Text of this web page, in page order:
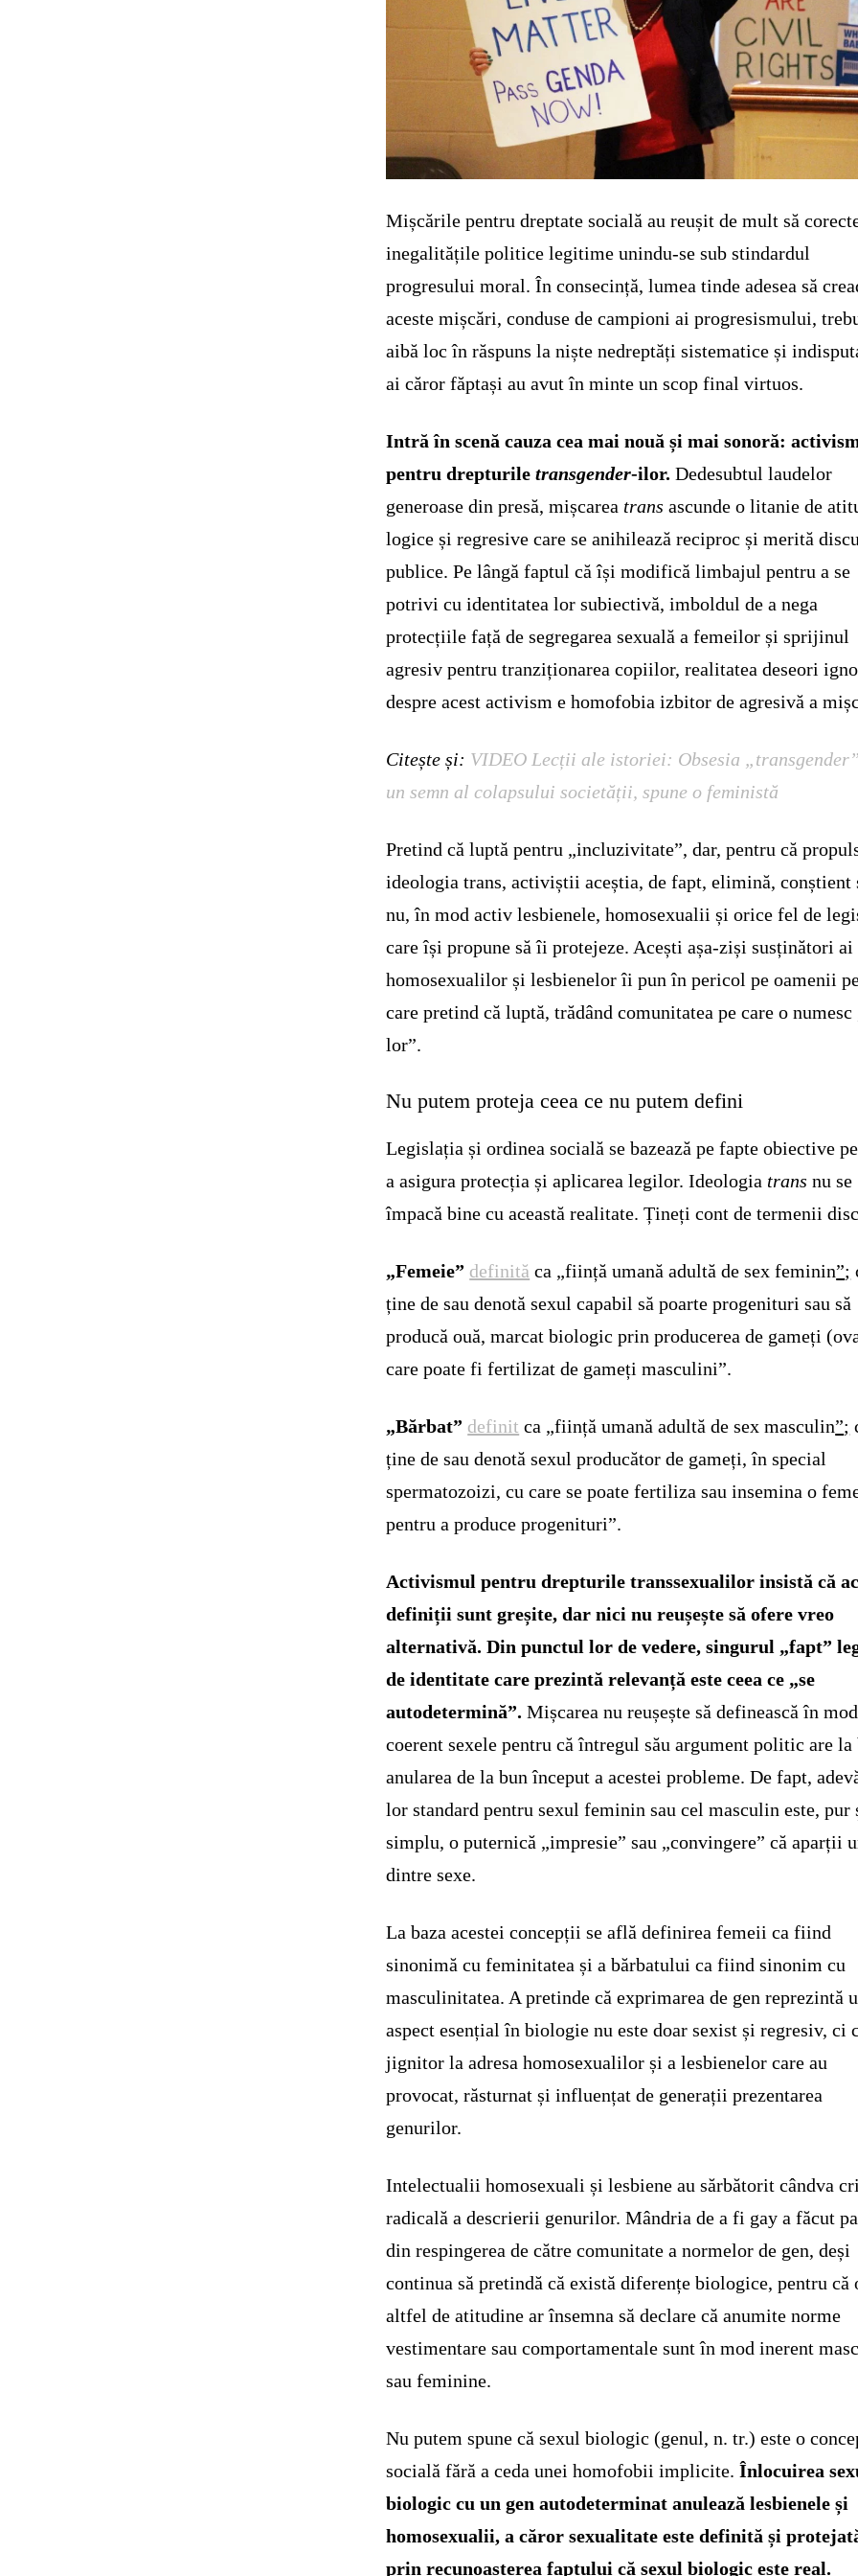
Mișcările pentru dreptate socială au reușit de mult să
inegalitățile politice legitime unindu-se sub stindardul
progresului moral. În consecință, lumea tinde adesea să
aceste mișcări, conduse de campioni ai progresismului,
aibă loc în răspuns la niște nedreptăți sistematice și
ai căror făptași au avut în minte un scop final virtuos.
Intră în scenă cauza cea mai nouă și mai sonoră:
pentru drepturiletransgender-ilor. Dedesubtul laudelor
generoase din presă, mișcarea trans ascunde o litanie de
logice și regresive care se anihilează reciproc și merită
publice. Pe lângă faptul că își modifică limbajul pentru a se
potrivi cu identitatea lor subiectivă, imboldul de a nega
protecțiile față de segregarea sexuală a femeilor și sprijinul
agresiv pentru tranziționarea copiilor, realitatea deseori
despre acest activism e homofobia izbitor de agresivă a
Citește și: VIDEO Lecții ale istoriei: Obsesia
un semn al colapsului societății, spune o feministă
Pretind că luptă pentru „incluzivitate”, dar, pentru că
ideologia trans, activiștii aceștia, de fapt, elimină, conștient
nu, în mod activ lesbienele, homosexualii și orice fel de
care își propune să îi protejeze. Acești așa-ziși susținători ai
homosexualilor și lesbienelor îi pun în pericol pe oamenii
care pretind că luptă, trădând comunitatea pe care o numesc
lor”.
Nu putem proteja ceea ce nu putem defini
Legislația și ordinea socială se bazează pe fapte obiective
a asigura protecția și aplicarea legilor. Ideologia trans nu se
împacă bine cu această realitate. Țineți cont de termenii
„Femeie” definită ca „ființă umană adultă de sex feminin”;
ține de sau denotă sexul capabil să poarte progenituri sau să
producă ouă, marcat biologic prin producerea de gameți
care poate fi fertilizat de gameți masculini”.
„Bărbat” definit ca „ființă umană adultă de sex masculin”;
ține de sau denotă sexul producător de gameți, în special
spermatozoizi, cu care se poate fertiliza sau insemina o
pentru a produce progenituri”.
Activismul pentru drepturile transsexualilor insistă că
definiții sunt greșite, dar nici nu reușește să ofere vreo
alternativă. Din punctul lor de vedere, singurul „fapt”
de identitate care prezintă relevanță este ceea ce „se
autodetermină”. Mișcarea nu reușește să definească în mod
coerent sexele pentru că întregul său argument politic are la
anularea de la bun început a acestei probleme. De fapt,
lor standard pentru sexul feminin sau cel masculin este, pur
simplu, o puternică „impresie” sau „convingere” că aparții
dintre sexe.
La baza acestei concepții se află definirea femeii ca fiind
sinonimă cu feminitatea și a bărbatului ca fiind sinonim cu
masculinitatea. A pretinde că exprimarea de gen reprezintă
aspect esențial în biologie nu este doar sexist și regresiv, ci
jignitor la adresa homosexualilor și a lesbienelor care au
provocat, răsturnat și influențat de generații prezentarea
genurilor.
Intelectualii homosexuali și lesbiene au sărbătorit cândva
radicală a descrierii genurilor. Mândria de a fi gay a făcut
din respingerea de către comunitate a normelor de gen, deși
continua să pretindă că există diferențe biologice, pentru că
altfel de atitudine ar însemna să declare că anumite norme
vestimentare sau comportamentale sunt în mod inerent
sau feminine.
Nu putem spune că sexul biologic (genul, n. tr.) este o
socială fără a ceda unei homofobii implicite.Înlocuirea
biologic cu un gen autodeterminat anulează lesbienele și
homosexualii, a căror sexualitate este definită și
prin recunoașterea faptului că sexul biologic este real.